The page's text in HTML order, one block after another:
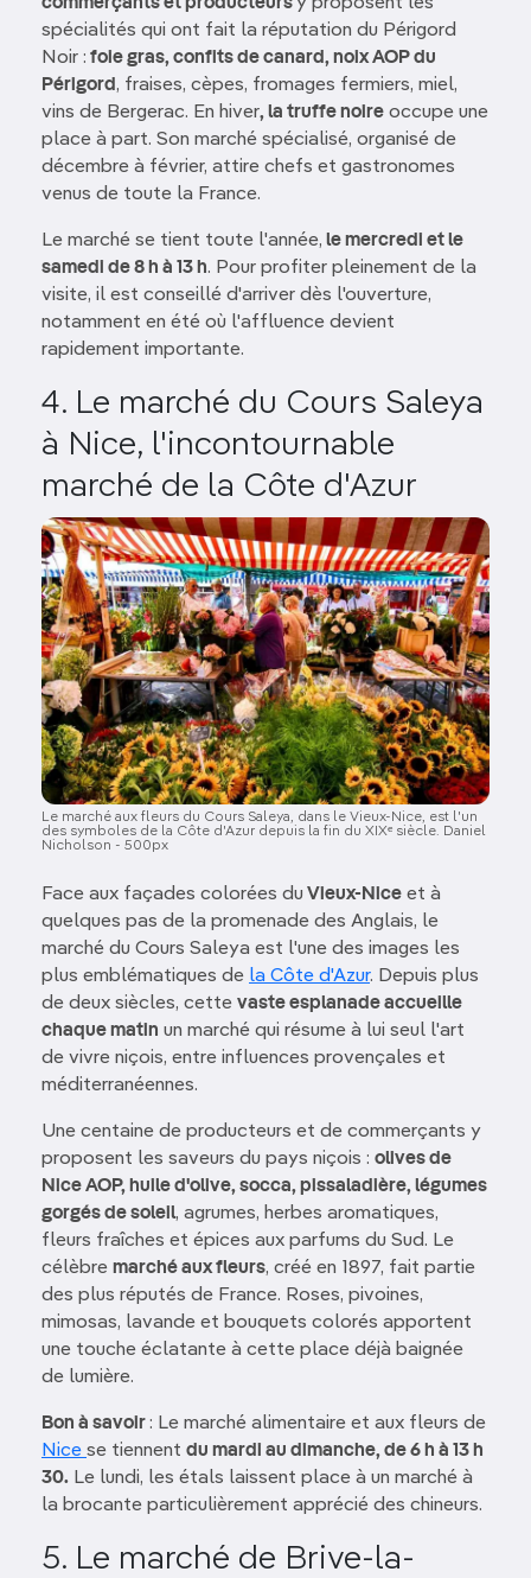
spécialités qui ont fait la réputation du Périgord
Noir : foie gras, confits de canard, noix AOP du
Périgord, fraises, cèpes, fromages fermiers, miel,
vins de Bergerac. En hiver, la truffe noire occupe une
place à part. Son marché spécialisé, organisé de
décembre à février, attire chefs et gastronomes
venus de toute la France.
Le marché se tient toute l'année, le mercredi et le
samedi de 8 h à 13 h. Pour profiter pleinement de la
visite, il est conseillé d'arriver dès l'ouverture,
notamment en été où l'affluence devient
rapidement importante.
4. Le marché du Cours Saleya
à Nice, l'incontournable
marché de la Côte d'Azur
Image
Le marché aux fleurs du Cours Saleya, dans le Vieux-Nice, est l'un
des symboles de la Côte d'Azur depuis la fin du XIXᵉ siècle. Daniel
Nicholson - 500px
Face aux façades colorées du Vieux-Nice et à
quelques pas de la promenade des Anglais, le
marché du Cours Saleya est l'une des images les
plus emblématiques de la Côte d'Azur. Depuis plus
de deux siècles, cette vaste esplanade accueille
chaque matin un marché qui résume à lui seul l'art
de vivre niçois, entre influences provençales et
méditerranéennes.
Une centaine de producteurs et de commerçants y
proposent les saveurs du pays niçois : olives de
Nice AOP, huile d'olive, socca, pissaladière, légumes
gorgés de soleil, agrumes, herbes aromatiques,
fleurs fraîches et épices aux parfums du Sud. Le
célèbre marché aux fleurs, créé en 1897, fait partie
des plus réputés de France. Roses, pivoines,
mimosas, lavande et bouquets colorés apportent
une touche éclatante à cette place déjà baignée
de lumière.
Bon à savoir: Le marché alimentaire et aux fleurs de
Nice se tiennent du mardi au dimanche, de 6 h à 13 h
30. Le lundi, les étals laissent place à un marché à
la brocante particulièrement apprécié des chineurs.
5. Le marché de Brive-la-